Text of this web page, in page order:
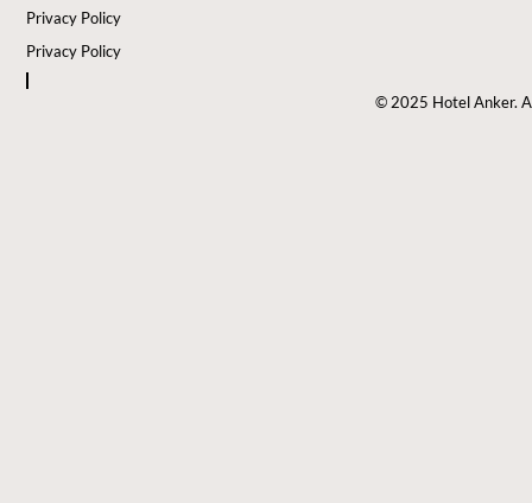
Privacy Policy
Privacy Policy
© 2025 Hotel Anker.